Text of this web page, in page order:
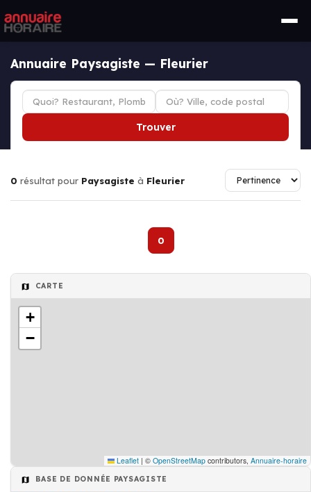
Annuaire Paysagiste — Fleurier
Trouver
0 résultat pour Paysagiste à Fleurier
0
CARTE
+
−
Leaflet | © OpenStreetMap contributors, Annuaire-horaire
BASE DE DONNÉE PAYSAGISTE